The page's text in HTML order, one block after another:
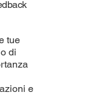
tue
di
e